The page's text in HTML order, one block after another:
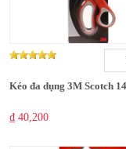
Kéo đa dụng 3M Scotch
₫ 40,200